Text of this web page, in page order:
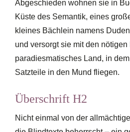
Abgeschieden wohnen sie in
Küste des Semantik, eines
kleines Bächlein namens
und versorgt sie mit den
paradiesmatisches Land, in
Satzteile in den Mund fliegen.
Überschrift H2
Nicht einmal von der